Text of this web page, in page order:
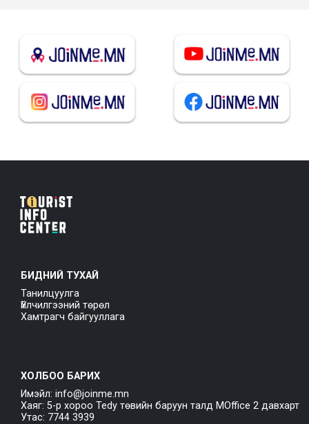
БИДНИЙ ТУХАЙ
Танилцуулга
Үйлчилгээний төрөл
Хамтрагч байгууллага
ХОЛБОО БАРИХ
Имэйл: info@joinme.mn
Хаяг: 5-р хороо Tedy төвийн баруун талд MOffice 2 давхарт
Утас: 7744 3939